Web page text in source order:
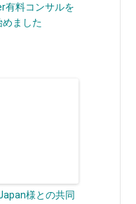
有料コンサルを
めました
様との共同